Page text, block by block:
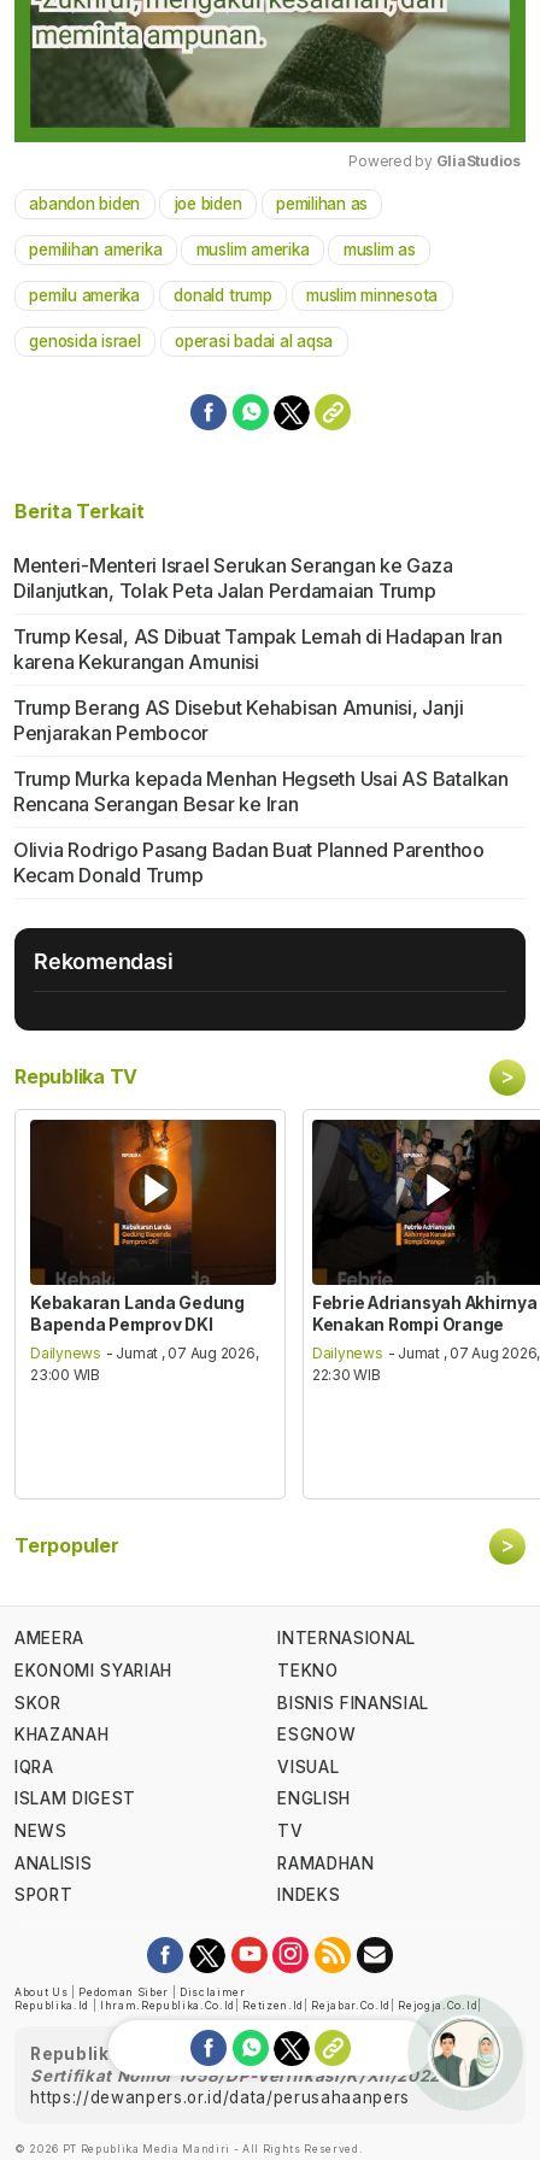
Powered by GliaStudios
abandon biden joe biden pemilihan as
pemilihan amerika muslim amerika muslim as
pemilu amerika donald trump muslim minnesota
genosida israel operasi badai al aqsa
Berita Terkait
Menteri-Menteri Israel Serukan Serangan ke Gaza
Dilanjutkan, Tolak Peta Jalan Perdamaian Trump
Trump Kesal, AS Dibuat Tampak Lemah di Hadapan Iran
karena Kekurangan Amunisi
Trump Berang AS Disebut Kehabisan Amunisi, Janji
Penjarakan Pembocor
Trump Murka kepada Menhan Hegseth Usai AS Batalkan
Rencana Serangan Besar ke Iran
Olivia Rodrigo Pasang Badan Buat Planned Parenthoo
Kecam Donald Trump
Rekomendasi
Republika TV >
Kebakaran Landa Gedung
Bapenda Pemprov DKI
Dailynews - Jumat , 07 Aug 2026,
23:00 WIB
Febrie Adriansyah Akhirnya
Kenakan Rompi Orange
Dailynews - Jumat , 07 Aug 2026,
22:30 WIB
Terpopuler >
AMEERA
EKONOMI SYARIAH
SKOR
KHAZANAH
IQRA
ISLAM DIGEST
NEWS
ANALISIS
SPORT
INTERNASIONAL
TEKNO
BISNIS FINANSIAL
ESGNOW
VISUAL
ENGLISH
TV
RAMADHAN
INDEKS
About Us Pedoman Siber
Disclaimer
Republika.id
Ihram.republika.co.id Retizen.id Rejabar.co.id Rejogja.co.id
Republika telah diverifikasi oleh Dewan Pers
Sertifikat Nomor 1058/DP-Verifikasi/K/XII/2022
https://dewanpers.or.id/data/perusahaanpers
© 2026 PT Republika Media Mandiri - All Rights Reserved.
Ask me!